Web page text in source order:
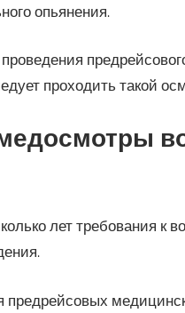
опьянения.
проходить такой
лет требования
предрейсовых